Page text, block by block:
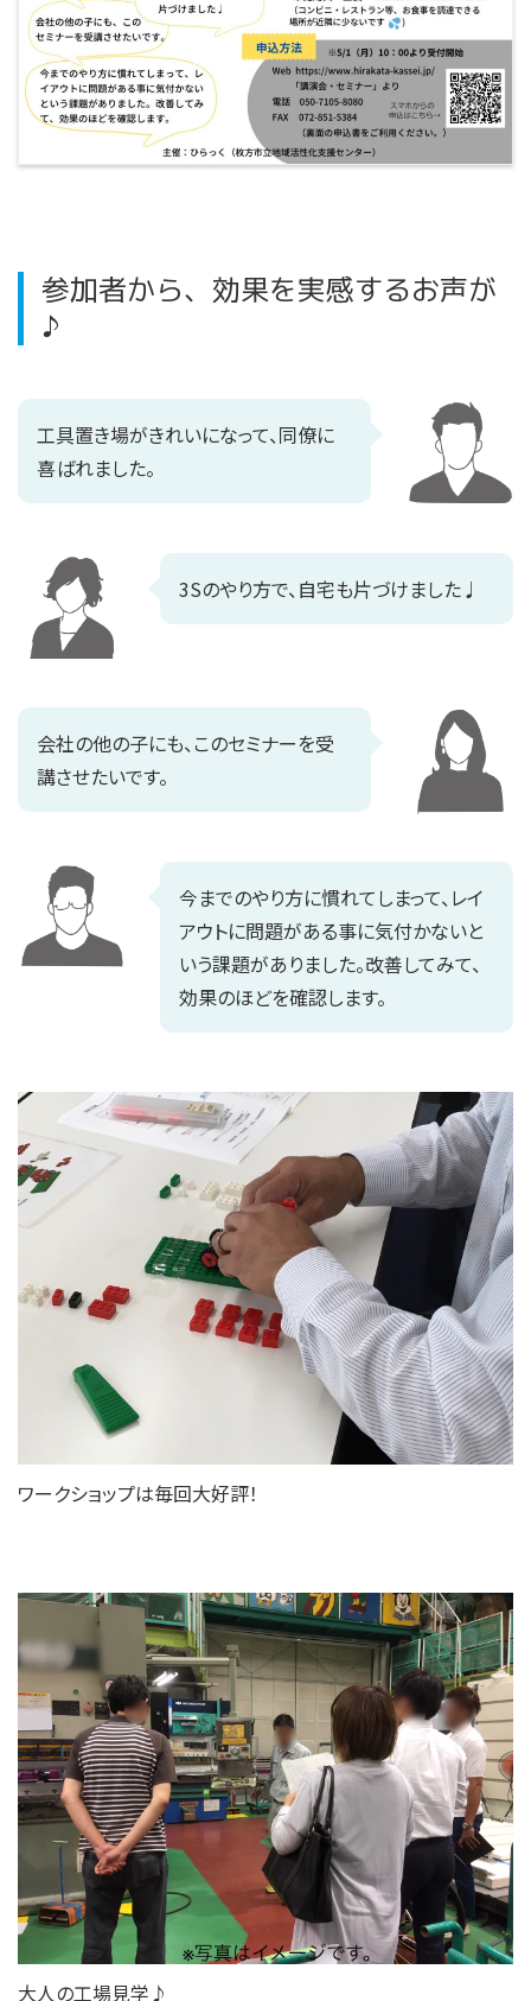
参加者から、効果を実感するお声が
♪
工具置き場がきれいになって、同僚に
喜ばれました。
3Sのやり方で、自宅も片づけました♩
会社の他の子にも、このセミナーを受
講させたいです。
今までのやり方に慣れてしまって、レイ
アウトに問題がある事に気付かないと
いう課題がありました。改善してみて、
効果のほどを確認します。
ワークショップは毎回大好評！
大人の工場見学♪